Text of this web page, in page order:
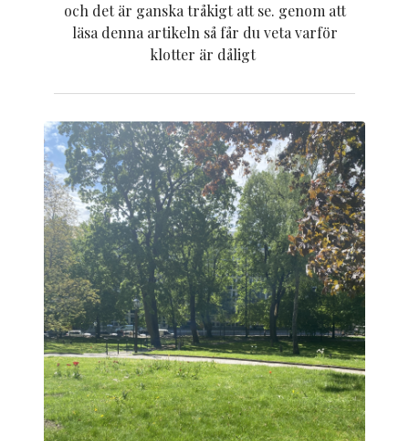
och det är ganska tråkigt att se. genom att
läsa denna artikeln så får du veta varför
klotter är dåligt